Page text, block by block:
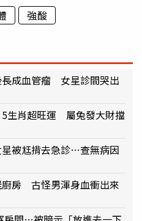
強酸
成血管瘤 女星診間哭出
5生肖超旺運 屬兔發大財擋
被尪揹去急診…查無病因
廚房 古怪男渾身血衝出來